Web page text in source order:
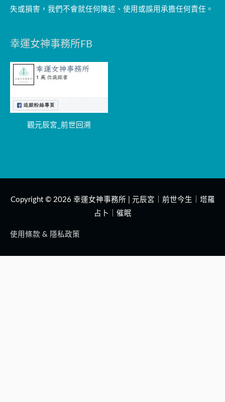
失或損害，我們不會就任何陳述、使用或誤用承擔任何責任。
幸運女神事務所FB
觀元辰宮_前世回溯
Copyright © 2026 幸運女神事務所 | 元辰宮｜前世今生｜塔羅
占卜｜催眠
使用條款 & 隱私政策